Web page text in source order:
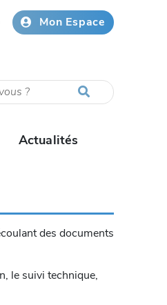
Mon Espace
Actualités
des documents
le suivi technique,